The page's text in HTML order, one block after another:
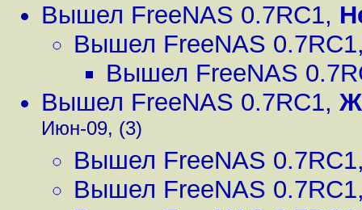
Вышел FreeNAS 0.7RC1,
Вышел FreeNAS 0.7RC1
Вышел FreeNAS
Вышел FreeNAS 0.7RC1,
Июн-09, (3)
Вышел FreeNAS 0.7RC1
Вышел FreeNAS 0.7RC1